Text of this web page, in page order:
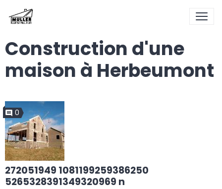
Construction d'une
maison à Herbeumont
0
272051949 1081199259386250
5265328391349320969 n